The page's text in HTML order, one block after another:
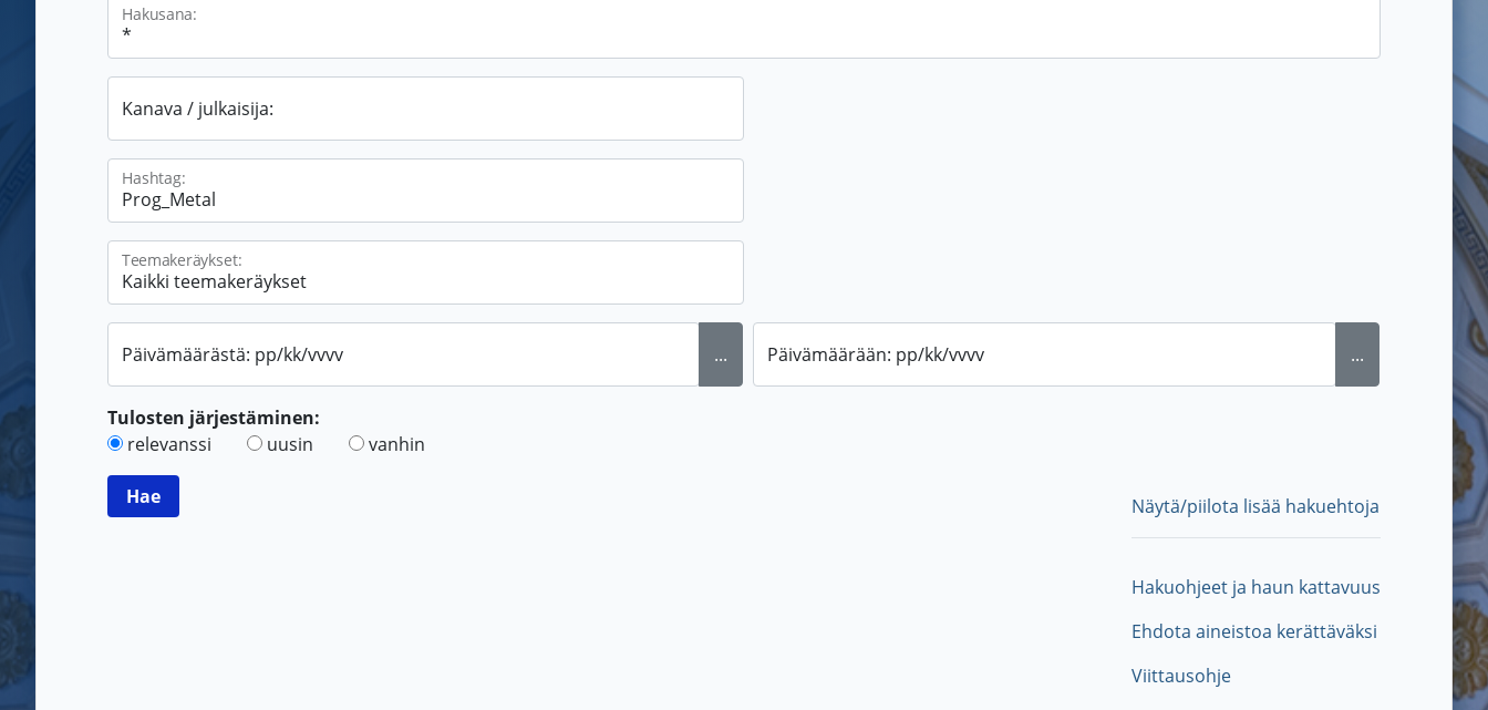
Hakusana:
Kanava / julkaisija:
Hashtag:
Teemakeräykset:
Päivämäärästä: pp/kk/vvvv ... Päivämäärään: pp/kk/vvvv ...
Tulosten järjestäminen:
relevanssi
uusin vanhin
Näytä/piilota lisää hakuehtoja
Hakuohjeet ja haun kattavuus
Ehdota aineistoa kerättäväksi
Viittausohje